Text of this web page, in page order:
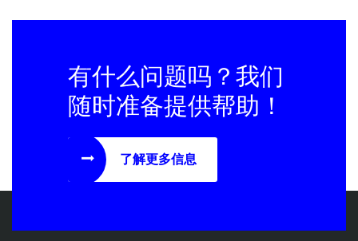
有什么问题吗？我们
随时准备提供帮助！
了解更多信息